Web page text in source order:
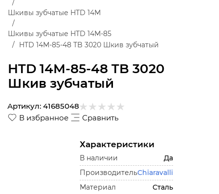
HTD 14M-85-48 TB 3020
Шкив зубчатый
Шкивы зубчатые HTD 14M
Шкивы зубчатые HTD 14M-85
HTD 14M-85-48 TB 3020 Шкив зубчатый
В избранное Сравнить
Артикул: 41685048
Характеристики
В наличии
Да
ПроизводительChiaravalli
Материал
Сталь